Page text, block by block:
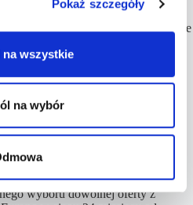
Pokaż szczegóły
na wszystkie
na wybór
elementów (loty, hotele
możesz zapłacić nawet do kilku
wakacji! 😉
10% od wskazanej w ofercie?
i tak Cię o tym
się z prośbą o zwrot w ciągu 24
z linkami do rezerwacji lub
wyboru dowolnej oferty z